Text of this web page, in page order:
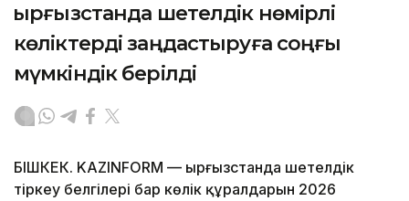
Қырғызстанда шетелдік нөмірлі
көліктерді заңдастыруға соңғы
мүмкіндік берілді
БІШКЕК. KAZINFORM — Қырғызстанда шетелдік
тіркеу белгілері бар көлік құралдарын 2026